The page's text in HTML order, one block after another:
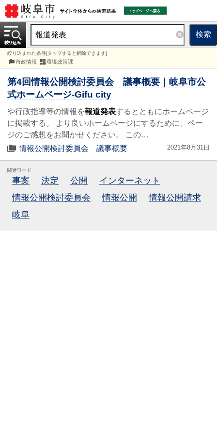
検索
絞り込まれた条件[タップすると解除できます]
市政情報 環境政策課
第4回情報公開検討委員会 議事概要｜岐阜市公
式ホームページ-Gifu city
や行政指導等の情報を報道発表するとともにホームページ
に掲載する。 より良いホームページにするために、ペー
ジのご感想をお聞かせください。 この…
情報公開検討委員会 議事概要
2021年8月31日
関連ワード
事案 決定 公開
インターネット
情報公開検討委員会
情報公開
情報公開請求
岐阜